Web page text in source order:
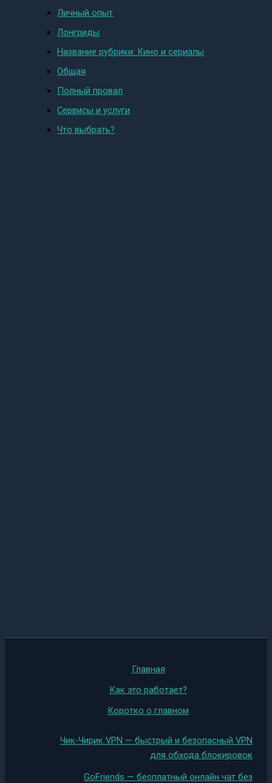
Личный опыт
Лонгриды
Название рубрики: Кино и сериалы
Общая
Полный провал
Сервисы и услуги
Что выбрать?
Главная
Как это работает?
Коротко о главном
Чик-Чирик VPN — быстрый и безопасный VPN
для обхода блокировок
GoFriends — бесплатный онлайн чат без